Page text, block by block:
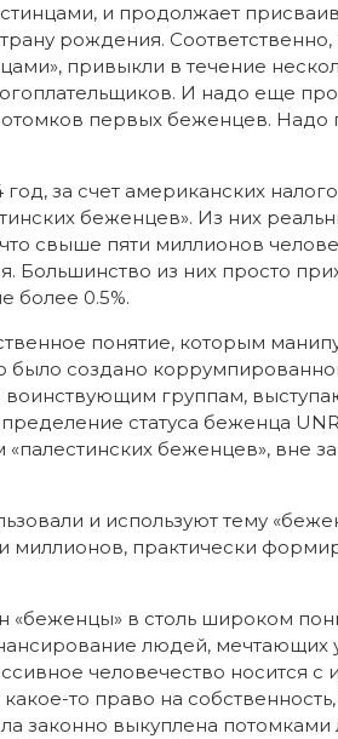
и продолжает
рождения.
привыкли в течение
И надо еще
первых беженцев. Надо
год, за счет американских
беженцев». Из них
что свыше пяти миллионов
Большинство из них просто
более 0.5%.
понятие, которым
было создано
группам,
статуса беженца
беженцев», вне
и используют тему
миллионов, практически
«беженцы» в столь широком
людей, мечтающих
человечество носится
то право на
законно выкуплена